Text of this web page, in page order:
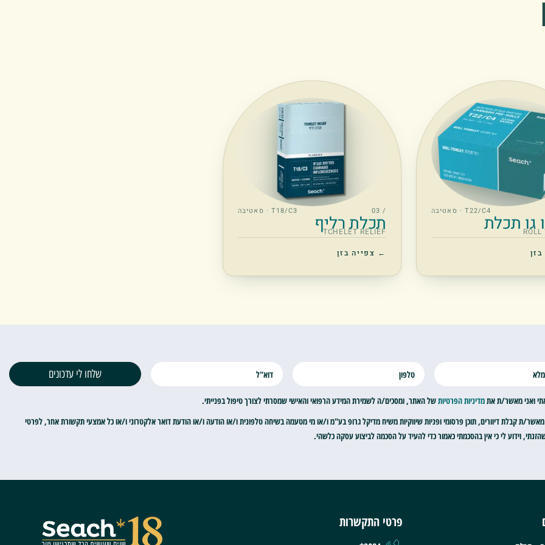
T22/C4 · סאטיבה
גו תכלת
/ 03 T18/C3 · סאטיבה
תכלת רליף
TCHELET RELIEF
← צפייה בזן
ואני מאשר/ת אתמדיניות הפרטיותשל האתר, ומסכים/ה לשמירת המידע הרפואי והאישי שמסרתי לצורך טיפול בפנייתי.
מאשר/ת קבלת דיוורים, תוכן פרסומי ופניות שיווקיות משיח מדיקל גרופ בע"מ ו/או מי מטעמה בשיחה טלפונית ו/או הודעה ו/או הודעת דואר אלקטרוני ו/או כל אמצעי תקשורת אחר, לפרטי
וידוע לי כי אין בהסכמתי כאמור כדי להעיד על הסכמה לביצוע עסקה כלשהי.
שלחו לי עדכונים
פרטי התקשרות